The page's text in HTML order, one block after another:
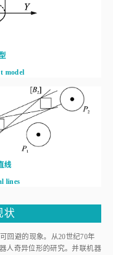
model
线
lines
状
回避的现象。从20世纪70年
人奇异位形的研究。并联机器